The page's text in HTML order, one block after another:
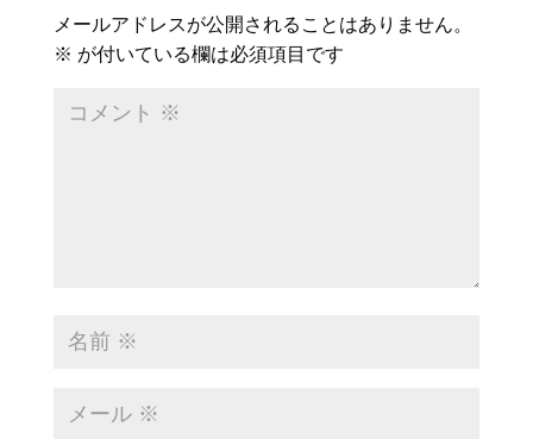
メールアドレスが公開されることはありません。
※ が付いている欄は必須項目です